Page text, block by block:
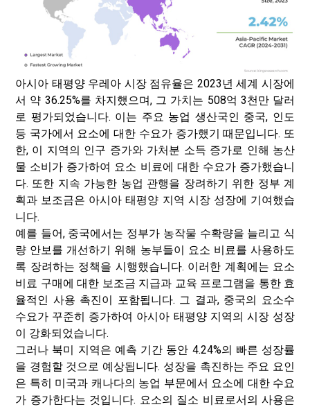
아시아 태평양 우레아 시장 점유율은 2023년 세계 시장에
서 약 36.25%를 차지했으며, 그 가치는 508억 3천만 달러
로 평가되었습니다. 이는 주요 농업 생산국인 중국, 인도
등 국가에서 요소에 대한 수요가 증가했기 때문입니다. 또
한, 이 지역의 인구 증가와 가처분 소득 증가로 인해 농산
물 소비가 증가하여 요소 비료에 대한 수요가 증가했습니
다. 또한 지속 가능한 농업 관행을 장려하기 위한 정부 계
획과 보조금은 아시아 태평양 지역 시장 성장에 기여했습
니다.
예를 들어, 중국에서는 정부가 농작물 수확량을 늘리고 식
량 안보를 개선하기 위해 농부들이 요소 비료를 사용하도
록 장려하는 정책을 시행했습니다. 이러한 계획에는 요소
비료 구매에 대한 보조금 지급과 교육 프로그램을 통한 효
율적인 사용 촉진이 포함됩니다. 그 결과, 중국의 요소수
수요가 꾸준히 증가하여 아시아 태평양 지역의 시장 성장
이 강화되었습니다.
그러나 북미 지역은 예측 기간 동안 4.24%의 빠른 성장률
을 경험할 것으로 예상됩니다. 성장을 촉진하는 주요 요인
은 특히 미국과 캐나다의 농업 부문에서 요소에 대한 수요
가 증가한다는 것입니다. 요소의 질소 비료로서의 사용은